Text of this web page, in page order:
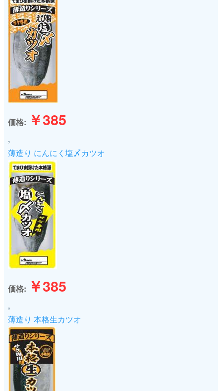
価格 ￥385
,
薄造り にんにく塩〆カツオ
価格 ￥385
,
薄造り 本格生カツオ